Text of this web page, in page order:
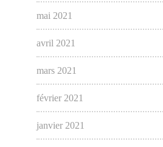
mai 2021
avril 2021
mars 2021
février 2021
janvier 2021